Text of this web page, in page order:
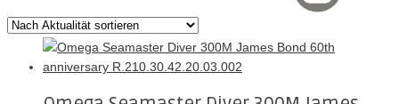
Aktualität